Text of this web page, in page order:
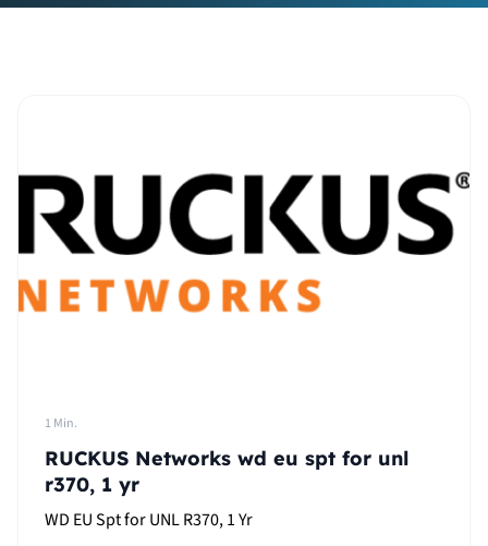
1 Min.
RUCKUS Networks wd eu spt for unl
r370, 1 yr
WD EU Spt for UNL R370, 1 Yr